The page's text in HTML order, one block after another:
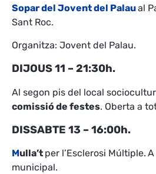
Sopar del Jovent del Palaual
Sant Roc.
Organitza: Jovent del Palau.
DIJOUS 11 – 21:30h.
Al segon pis del local
comissió de festes. Oberta a
DISSABTE 13 – 16:00h.
Mulla’t per l’Esclerosi Múltiple.
municipal.